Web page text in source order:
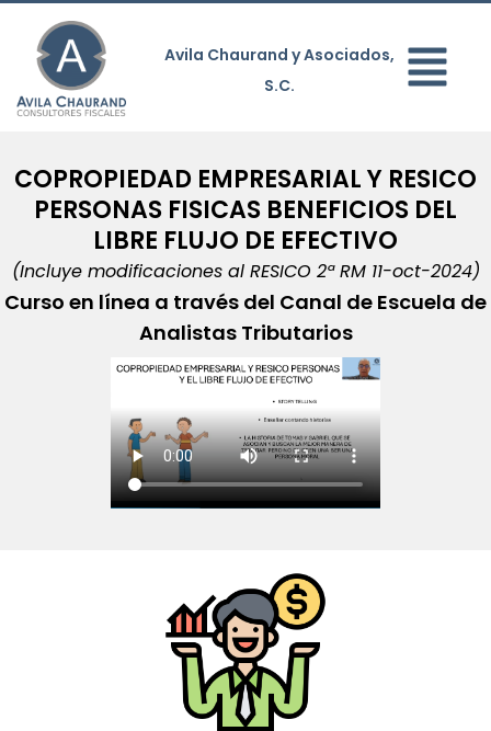
Avila Chaurand y Asociados,
S.C.
COPROPIEDAD EMPRESARIAL Y RESICO
PERSONAS FISICAS BENEFICIOS DEL
LIBRE FLUJO DE EFECTIVO
(Incluye modificaciones al RESICO 2ª RM 11-oct-2024)
Curso en línea a través del Canal de Escuela de
Analistas Tributarios